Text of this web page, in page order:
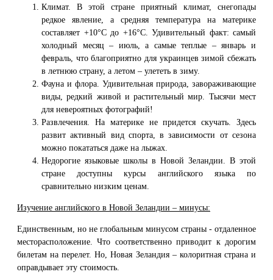
Климат. В этой стране приятный климат, снегопады
редкое явление, а средняя температура на материке
составляет +10°C до +16°C. Удивительный факт: самый
холодный месяц – июль, а самые теплые – январь и
февраль, что благоприятно для украинцев зимой сбежать
в летнюю страну, а летом – улететь в зиму.
Фауна и флора. Удивительная природа, завораживающие
виды, редкий живой и растительный мир. Тысячи мест
для невероятных фотографий!
Развлечения. На материке не придется скучать. Здесь
развит активный вид спорта, в зависимости от сезона
можно покататься даже на лыжах.
Недорогие языковые школы в Новой Зеландии. В этой
стране доступны курсы английского языка по
сравнительно низким ценам.
Изучение английского в Новой Зеландии – минусы:
Единственным, но не глобальным минусом страны - отдаленное
месторасположение. Что соответственно приводит к дорогим
билетам на перелет. Но, Новая Зеландия – колоритная страна и
оправдывает эту стоимость.